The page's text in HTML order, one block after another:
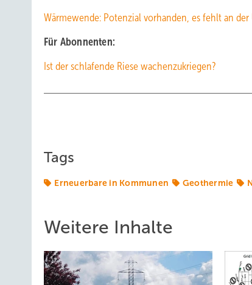
Wärmewende: Potenzial vorhanden, es fehlt an der
Für Abonnenten:
Ist der schlafende Riese wachenzukriegen?
Tags
Erneuerbare in Kommunen Geothermie
Weitere Inhalte